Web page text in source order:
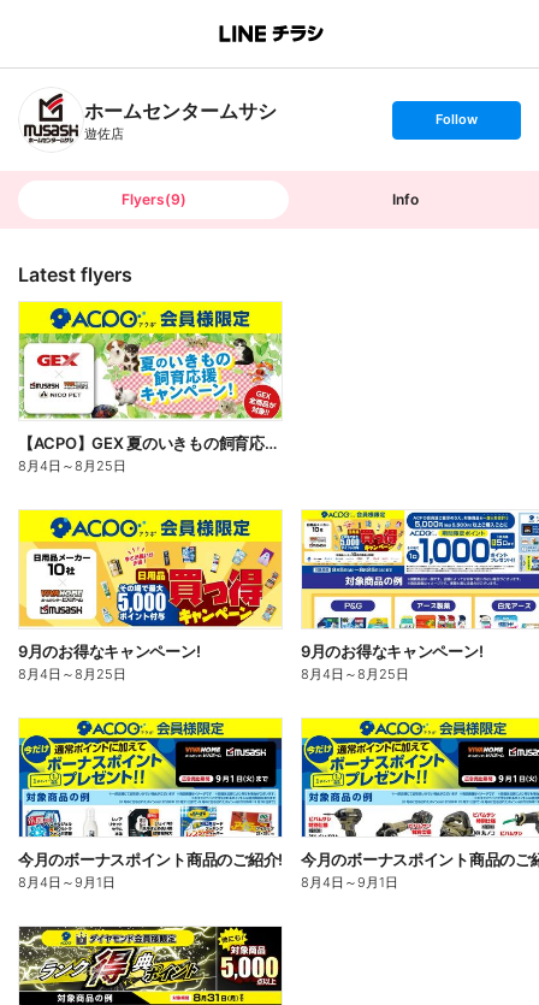
B
n
T
ホームセンタームサシ
遊佐店
s
t
o
Follow
Flyers(9) Info
Latest flyers
【ACPO】GEX 夏のいきもの飼育応援キャンペーン!
8月4日 ～8月25日
9月のお得なキャンペーン!
8月4日 ～8月25日
9月のお得なキャンペーン!
8月4日 ～8月25日
今月のボーナスポイント商品のご紹介!
8月4日 ～9月1日
今月のボーナスポイント商品のご
8月4日 ～9月1日